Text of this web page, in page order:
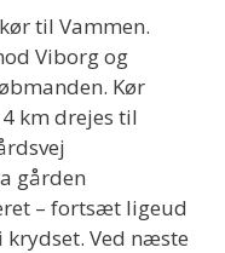
til Vammen.
Viborg og
Kør
km drejes til
gården
– fortsæt ligeud
Ved næste